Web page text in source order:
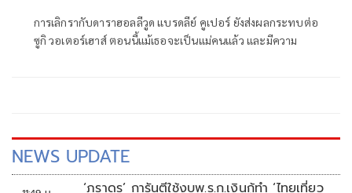
การเลิกรากับดาราฮอลลีวูด แบรดลีย์ คูเปอร์ ยังส่งผลกระทบต่อ
ซูกิ วอเตอร์เฮาส์ ตอนนี้แม้เธอจะเป็นแม่คนแล้ว และมีความ
NEWS UPDATE
‘ภราดร’ การันตีใช้งบพ.ร.ก.เงินกู้ทำ ‘ไทยเที่ยว